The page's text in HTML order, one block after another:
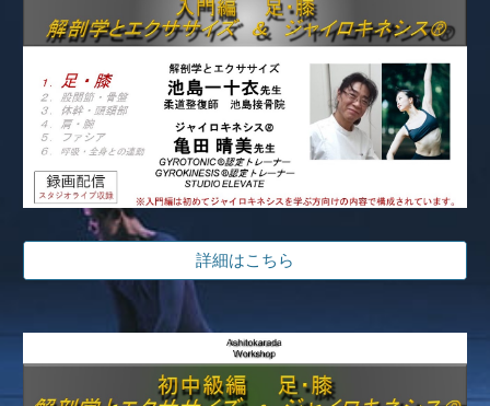
詳細はこちら